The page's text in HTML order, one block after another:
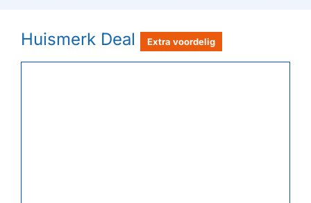
Huismerk Deal Extra voordelig